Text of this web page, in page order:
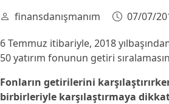
finansdanışmanım
07/07/
6 Temmuz itibariyle, 2018
50 yatırım fonunun getiri
Fonların getirilerini
birbirleriyle karşılaştırmaya